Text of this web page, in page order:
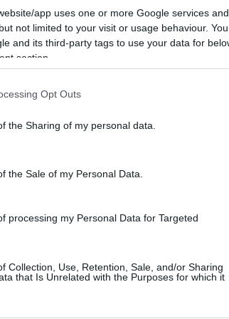
app uses one or more Google services
not limited to your visit or usage behaviour.
and its third-party tags to use your data for
section.
Opt Outs
the Sharing of my personal data.
the Sale of my Personal Data.
processing my Personal Data for Targeted
Collection, Use, Retention, Sale, and/or Sharing
that Is Unrelated with the Purposes for which it